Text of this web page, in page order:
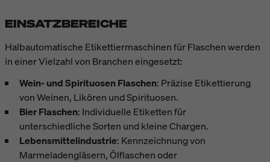
EINSATZBEREICHE
Halbautomatische Etikettiermaschinen für Flaschen werden
in einer Vielzahl von Branchen eingesetzt:
Wein- und Spirituosen Flaschen: Präzise Etikettierung
von Weinen, Likören und Spirituosen.
Bier Flaschen: Individuelle Etiketten für
unterschiedliche Sorten und kleine Chargen.
Lebensmittelindustrie: Kennzeichnung von
Marmeladengläsern, Ölflaschen oder